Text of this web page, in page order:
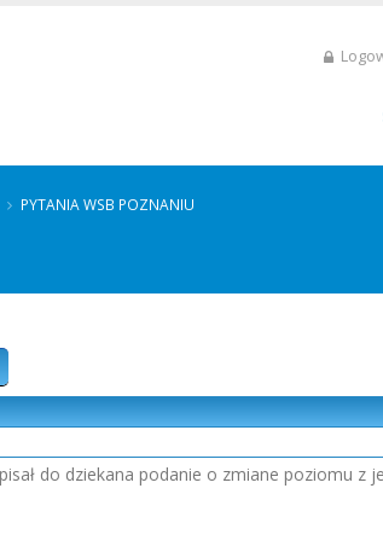
PYTANIA WSB POZNANIU
do dziekana podanie o zmiane poziomu z